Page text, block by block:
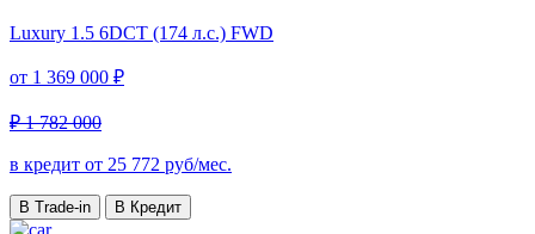
Luxury 1.5 6DCT (174 л.с.) FWD
от 1 369 000 ₽
₽ 1 782 000
в кредит от 25 772 руб/мес.
В Trade-in В Кредит